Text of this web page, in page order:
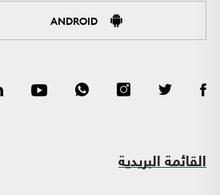
ANDROID
القائمة البريدية